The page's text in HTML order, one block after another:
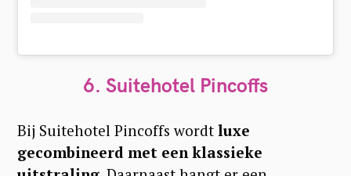
6. Suitehotel Pincoffs
Bij Suitehotel Pincoffs wordt luxe
gecombineerd met een klassieke